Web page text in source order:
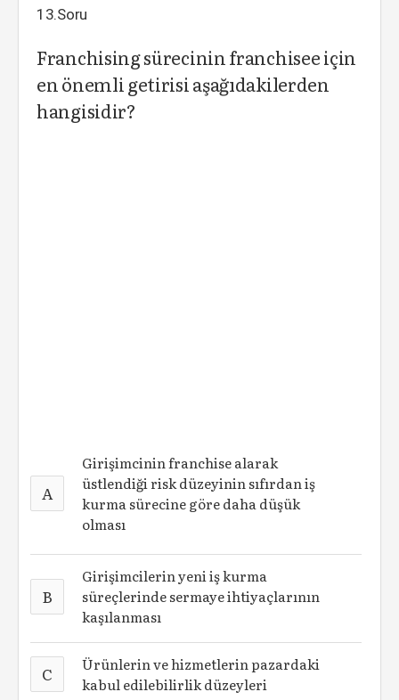
13.Soru
Franchising sürecinin franchisee için
en önemli getirisi aşağıdakilerden
hangisidir?
A
Girişimcinin franchise alarak
üstlendiği risk düzeyinin sıfırdan iş
kurma sürecine göre daha düşük
olması
B
Girişimcilerin yeni iş kurma
süreçlerinde sermaye ihtiyaçlarının
kaşılanması
C
Ürünlerin ve hizmetlerin pazardaki
kabul edilebilirlik düzeyleri